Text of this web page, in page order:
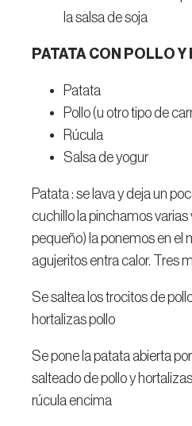
la salsa de soja
PATATA CON POLLO Y
Patata
Pollo (u otro tipo de
Rúcula
Salsa de yogur
Patata : se lava y deja un
cuchillo la pinchamos
pequeño) la ponemos en el
agujeritos entra calor. Tres
Se saltea los trocitos de
hortalizas pollo
Se pone la patata abierta
salteado de pollo y
rúcula encima